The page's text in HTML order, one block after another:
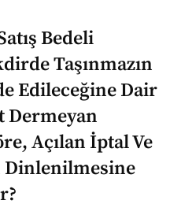
Bedeli
Taşınmazın
Edileceğine Dair
Dermeyan
Açılan İptal Ve
Dinlenilmesine